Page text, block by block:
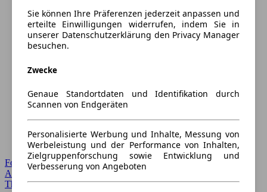
Forum Startseite
Alle Auto-Foren
Themen-Forum
Sie können Ihre Präferenzen jederzeit anpassen und
erteilte Einwilligungen widerrufen, indem Sie in
unserer Datenschutzerklärung den Privacy Manager
besuchen.
Zwecke
Genaue Standortdaten und Identifikation durch
Scannen von Endgeräten
Personalisierte Werbung und Inhalte, Messung von
Werbeleistung und der Performance von Inhalten,
Zielgruppenforschung sowie Entwicklung und
Verbesserung von Angeboten